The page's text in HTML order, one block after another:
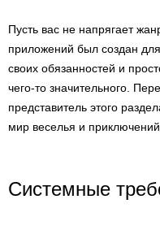
Пусть вас не напрягает
приложений был создан
своих обязанностей и
чего-то значительного.
представитель этого
мир веселья и приключений.
Системные